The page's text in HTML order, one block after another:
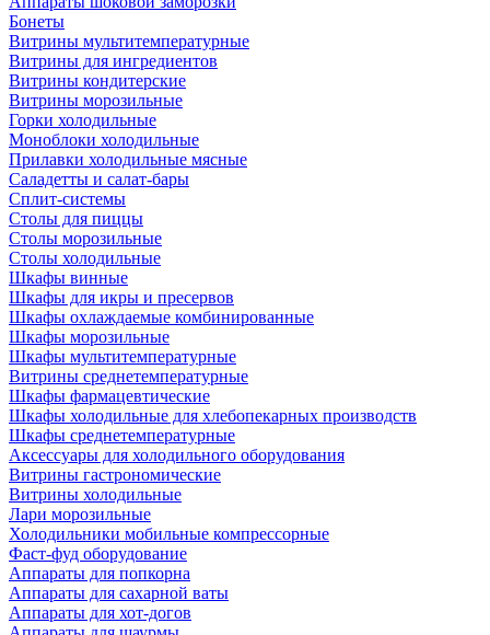
Бонеты
Витрины мультитемпературные
Витрины для ингредиентов
Витрины кондитерские
Витрины морозильные
Горки холодильные
Моноблоки холодильные
Прилавки холодильные мясные
Саладетты и салат-бары
Сплит-системы
Столы для пиццы
Столы морозильные
Столы холодильные
Шкафы винные
Шкафы для икры и пресервов
Шкафы охлаждаемые комбинированные
Шкафы морозильные
Шкафы мультитемпературные
Витрины среднетемпературные
Шкафы фармацевтические
Шкафы холодильные для хлебопекарных производств
Шкафы среднетемпературные
Аксессуары для холодильного оборудования
Витрины гастрономические
Витрины холодильные
Лари морозильные
Холодильники мобильные компрессорные
Фаст-фуд оборудование
Аппараты для попкорна
Аппараты для сахарной ваты
Аппараты для хот-догов